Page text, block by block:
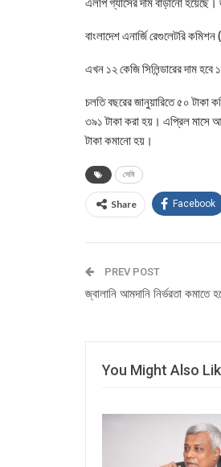
বাংলাদেশ এনার্জি রেগুলেটরি
এখন ১২ কেজি সিলিন্ডারের দাম
চলতি বছরের জানুয়ারিতে ৫০ টাকা
৩৯১ টাকা করা হয়। এপ্রিল মাসে
টাকা কমানো হয়।
সেমি
Share Facebook
PREV POST
জ্বালানি আমদানি নির্ভরতা কমাতে
You Might Also